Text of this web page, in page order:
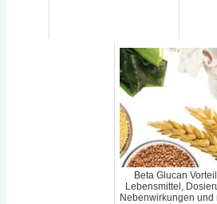
Beta Glucan
Lebensmittel,
Nebenwirkungen und